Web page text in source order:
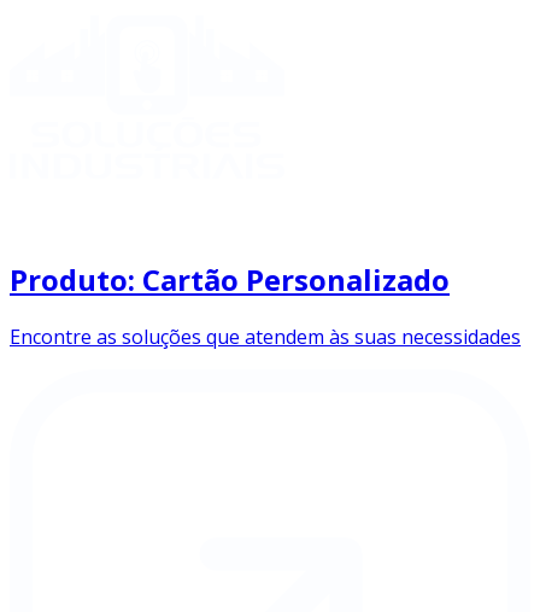
Produto: Cartão Personalizado
Encontre as soluções que atendem às suas necessidades